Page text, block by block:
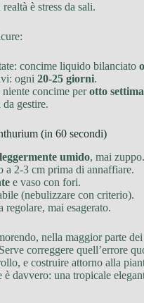
è stress da sali.
concime liquido bilanciato
ogni 20-25 giorni.
concime perotto
da gestire.
(in 60 secondi)
leggermente umido, mai zuppo.
a 2-3 cm prima di annaffiare.
e vaso con fori.
(nebulizzare con criterio).
regolare, mai esagerato.
nella maggior parte
correggere quell’errore
e costruire attorno alla
davvero: una tropicale